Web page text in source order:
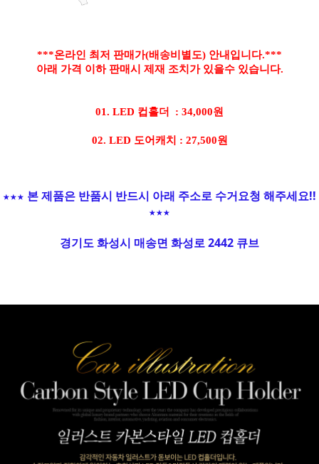
***온라인 최저 판매가(배송비별도) 안내입니다.***
아래 가격 이하 판매시 제재 조치가 있을수 있습니다.
01. LED 컵홀더 : 34,000원
02. LED 도어캐치 : 27,500원
★★★ 본 제품은 반품시 반드시 아래 주소로 수거요청 해주세요!!
★★★
경기도 화성시 매송면 화성로 2442 큐브